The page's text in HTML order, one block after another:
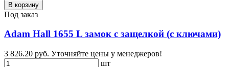
В корзину
Под заказ
Adam Hall 1655 L замок с защелкой (с ключами)
3 826.20 руб. Уточняйте цены у менеджеров!
шт